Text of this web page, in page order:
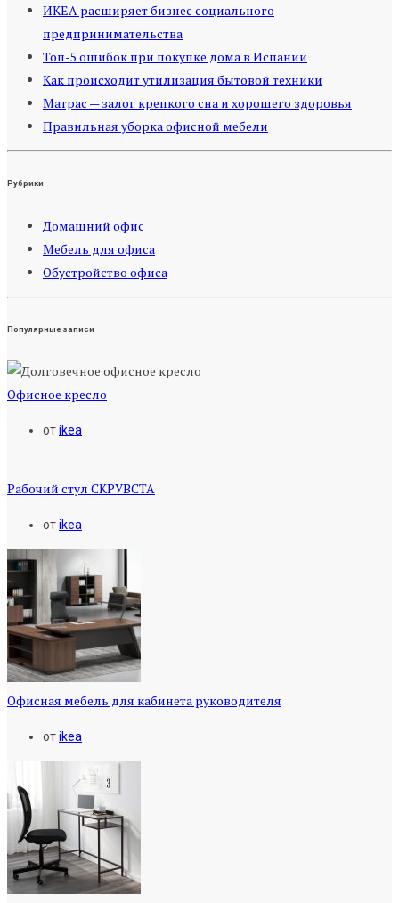
ИКЕА расширяет бизнес социального
предпринимательства
Топ-5 ошибок при покупке дома в Испании
Как происходит утилизация бытовой техники
Матрас — залог крепкого сна и хорошего здоровья
Правильная уборка офисной мебели
Рубрики
Домашний офис
Мебель для офиса
Обустройство офиса
Популярные записи
Офисное кресло
отikea
Рабочий стул СКРУВСТА
отikea
Офисная мебель для кабинета руководителя
отikea